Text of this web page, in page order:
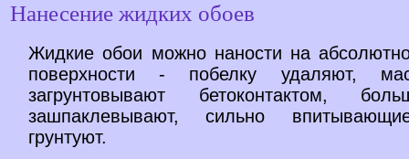
Нанесение жидких обоев
Жидкие обои можно наности на
поверхности - побелку удаляют,
загрунтовывают бетоконтактом,
зашпаклевывают, сильно
грунтуют.